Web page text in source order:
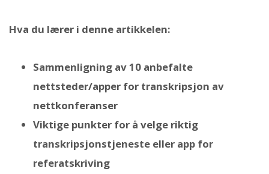
Hva du lærer i denne artikkelen:
Sammenligning av 10 anbefalte
nettsteder/apper for transkripsjon av
nettkonferanser
Viktige punkter for å velge riktig
transkripsjonstjeneste eller app for
referatskriving